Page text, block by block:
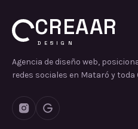
CREAAR
DESIGN
Agencia de diseño web,
redes sociales en Mataró y toda